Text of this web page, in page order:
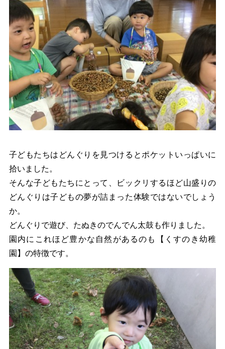
子どもたちはどんぐりを見つけるとポケットいっぱいに
拾いました。
そんな子どもたちにとって、ビックリするほど山盛りの
どんぐりは子どもの夢が詰まった体験ではないでしょう
か。
どんぐりで遊び、たぬきのでんでん太鼓も作りました。
園内にこれほど豊かな自然があるのも【くすのき幼稚
園】の特徴です。